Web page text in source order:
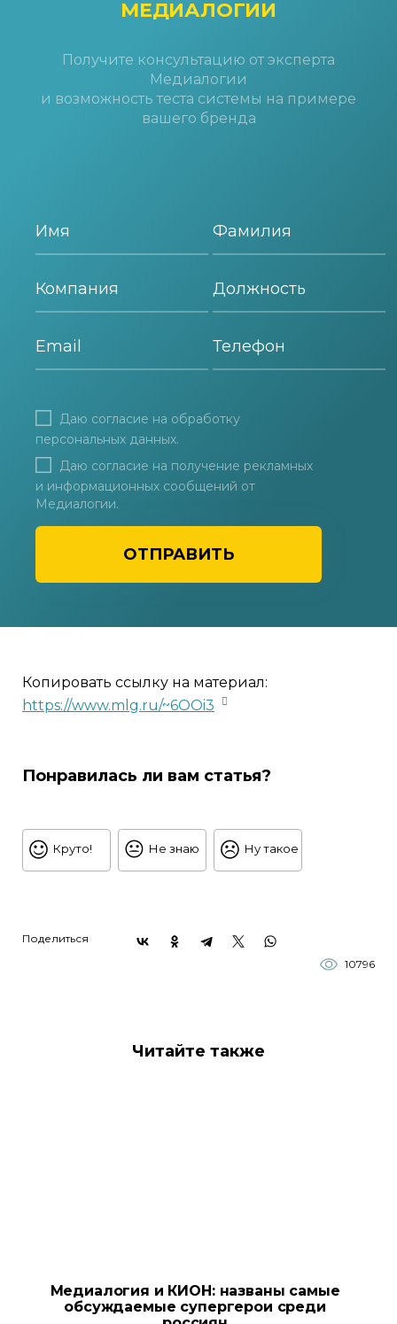
МЕДИАЛОГИИ
Получите консультацию от эксперта
Медиалогии
и возможность теста системы на примере
вашего бренда
ОТПРАВИТЬ
Даю согласие на обработку
персональных данных.
Даю согласие на получение рекламных
и информационных сообщений от
Медиалогии.
Копировать ссылку на материал:
https://www.mlg.ru/~6OOi3
Понравилась ли вам статья?
Круто! Не знаю Ну такое
Поделиться
10796
Читайте также
Медиалогия и КИОН: названы самые
обсуждаемые супергерои среди